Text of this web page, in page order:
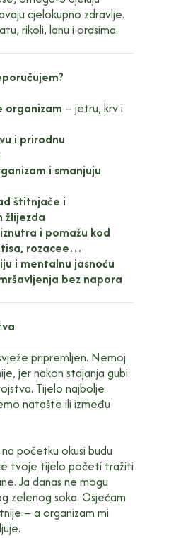
cjelokupno zdravlje.
rikoli, lanu i orasima.
organizam – jetru, krv i
i prirodnu
i smanjuju
štitnjače i
žlijezda
i pomažu kod
rozacee…
i mentalnu jasnoću
bez napora
pripremljen. Nemoj
jer nakon stajanja gubi
Tijelo najbolje
natašte ili između
početku okusi budu
tvoje tijelo početi tražiti
Ja danas ne mogu
zelenog soka. Osjećam
– a organizam mi